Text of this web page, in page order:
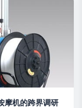
摩机的跨界调研